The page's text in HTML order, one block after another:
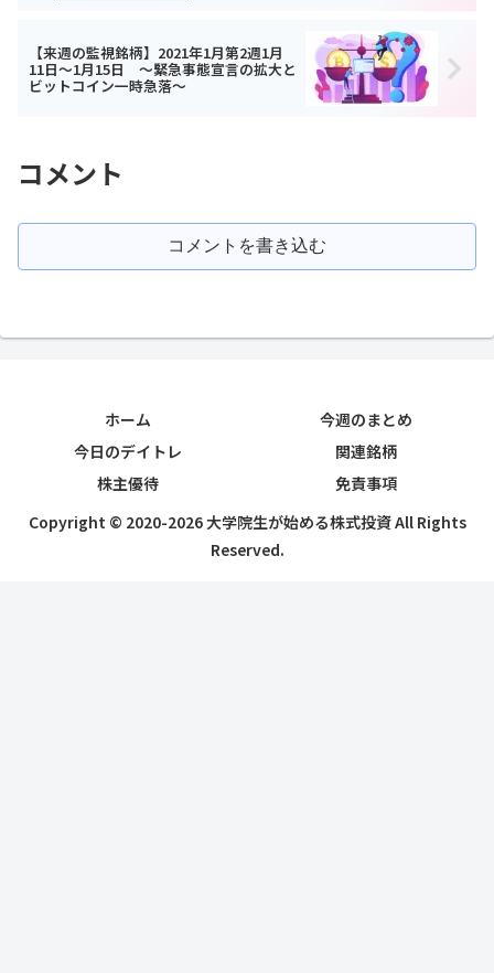
【来週の監視銘柄】2021年1月第2週1月
11日～1月15日 ～緊急事態宣言の拡大と
ビットコイン一時急落～
コメント
コメントを書き込む
ホーム
今週のまとめ
今日のデイトレ
関連銘柄
株主優待
免責事項
Copyright © 2020-2026 大学院生が始める株式投資 All Rights
Reserved.